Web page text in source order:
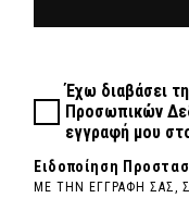
Έχω διαβάσει
Προσωπικών
εγγραφή μου
Ειδοποίηση
ΜΕ ΤΗΝ ΕΓΓΡΑΦΗ ΣΑΣ,